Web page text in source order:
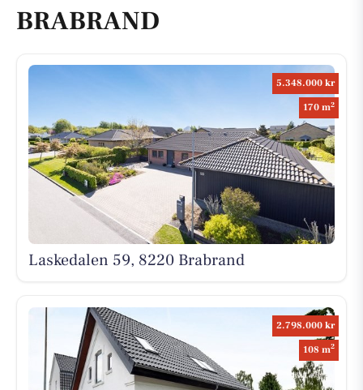
BRABRAND
5.348.000 kr
170 m2
Laskedalen 59, 8220 Brabrand
2.798.000 kr
108 m2